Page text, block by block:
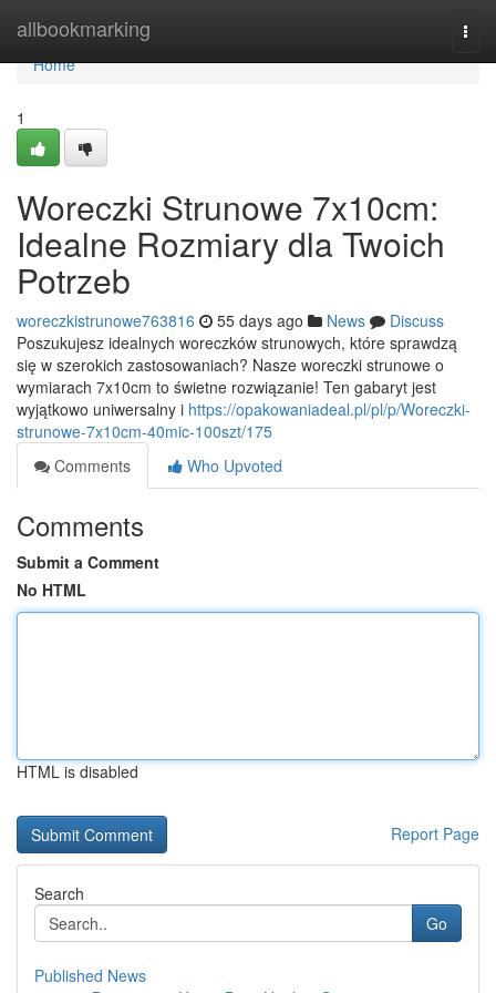
allbookmarking
Home
Home
1
Woreczki Strunowe 7x10cm:
Idealne Rozmiary dla Twoich
Potrzeb
woreczkistrunowe763816 55 days ago News
Discuss
Poszukujesz idealnych woreczków strunowych, które sprawdzą
się w szerokich zastosowaniach? Nasze woreczki strunowe o
wymiarach 7x10cm to świetne rozwiązanie! Ten gabaryt jest
wyjątkowo uniwersalny i https://opakowaniadeal.pl/pl/p/Woreczki-
strunowe-7x10cm-40mic-100szt/175
Comments
Who Upvoted
Comments
Submit a Comment
No HTML
HTML is disabled
Report Page
Search
Go
Published News